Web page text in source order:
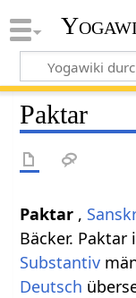
Paktar
Paktar ,
Bäcker. Paktar
Substantiv
Deutsch